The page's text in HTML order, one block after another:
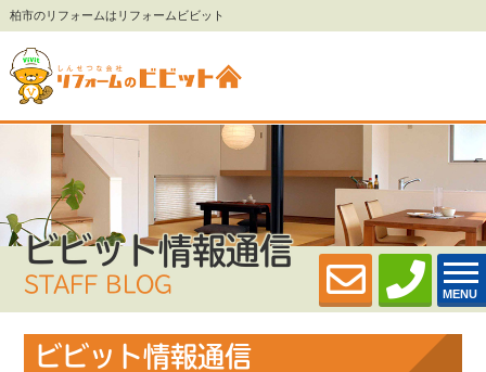
柏市のリフォームはリフォームビビット
MENU
ビビット情報通信
STAFF BLOG
ビビット情報通信